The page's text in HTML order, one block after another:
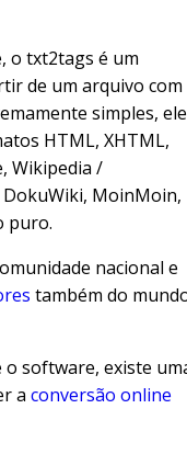
o txt2tags é um
de um arquivo com
simples, ele
HTML, XHTML,
Wikipedia /
DokuWiki, MoinMoin,
puro.
nacional e
também do
o software, existe
a conversão online